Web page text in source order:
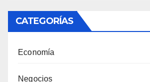
CATEGORÍAS
Economía
Negocios